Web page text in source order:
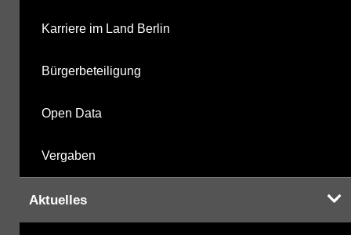
Karriere im Land Berlin
Bürgerbeteiligung
Open Data
Vergaben
Aktuelles